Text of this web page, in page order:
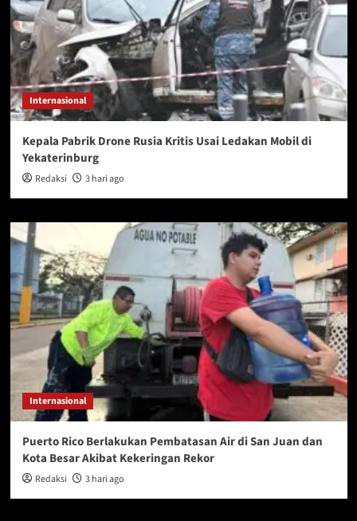
Internasional
Kepala Pabrik Drone Rusia Kritis Usai Ledakan Mobil di
Yekaterinburg
Redaksi 3 hari ago
Internasional
Puerto Rico Berlakukan Pembatasan Air di San Juan dan
Kota Besar Akibat Kekeringan Rekor
Redaksi 3 hari ago